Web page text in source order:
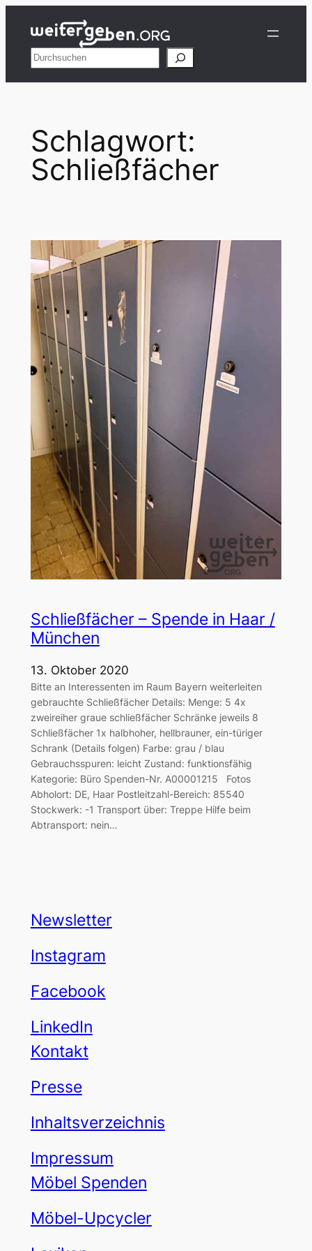
Inhalt
springenSuchen
Schlagwort:
Schließfächer
Schließfächer – Spende in Haar /
München
13. Oktober 2020
Bitte an Interessenten im Raum Bayern weiterleiten
gebrauchte Schließfächer Details: Menge: 5 4x
zweireiher graue schließfächer Schränke jeweils 8
Schließfächer 1x halbhoher, hellbrauner, ein-türiger
Schrank (Details folgen) Farbe: grau / blau
Gebrauchsspuren: leicht Zustand: funktionsfähig
Kategorie: Büro Spenden-Nr. A00001215 Fotos
Abholort: DE, Haar Postleitzahl-Bereich: 85540
Stockwerk: -1 Transport über: Treppe Hilfe beim
Abtransport: nein…
Newsletter
Instagram
Facebook
LinkedIn
Kontakt
Presse
Inhaltsverzeichnis
Impressum
Möbel Spenden
Möbel-Upcycler